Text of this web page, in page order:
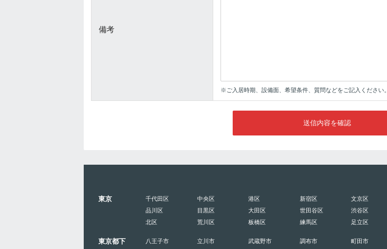
備考
※ご入居時期、設備面、希望条件、質問などをご記入ください。
送信内容を確認
東京 千代田区 中央区 港区 新宿区 文京区
品川区
目黒区 大田区 世田谷区 渋谷区
北区
荒川区 板橋区 練馬区 足立区
東京都下 八王子市 立川市 武蔵野市 調布市 町田市